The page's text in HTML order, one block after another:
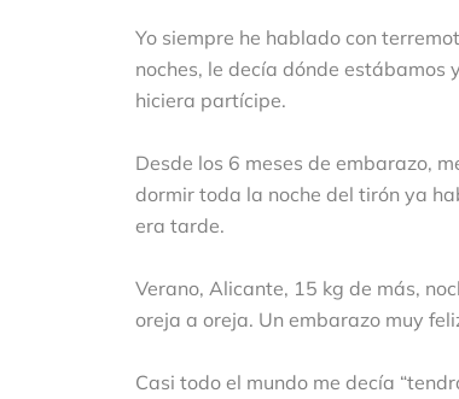
Yo siempre he hablado con
noches, le decía dónde estábamos
hiciera partícipe.
Desde los 6 meses de embarazo,
dormir toda la noche del tirón ya
era tarde.
Verano, Alicante, 15 kg de más,
oreja a oreja. Un embarazo muy
Casi todo el mundo me decía